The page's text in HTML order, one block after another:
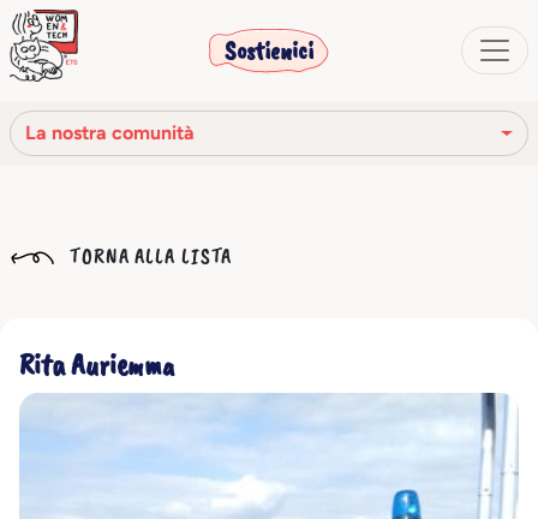
Sostienici
La nostra comunità
La nostra storia
Il nostro network
La nostra comunità
TORNA ALLA LISTA
Rita Auriemma